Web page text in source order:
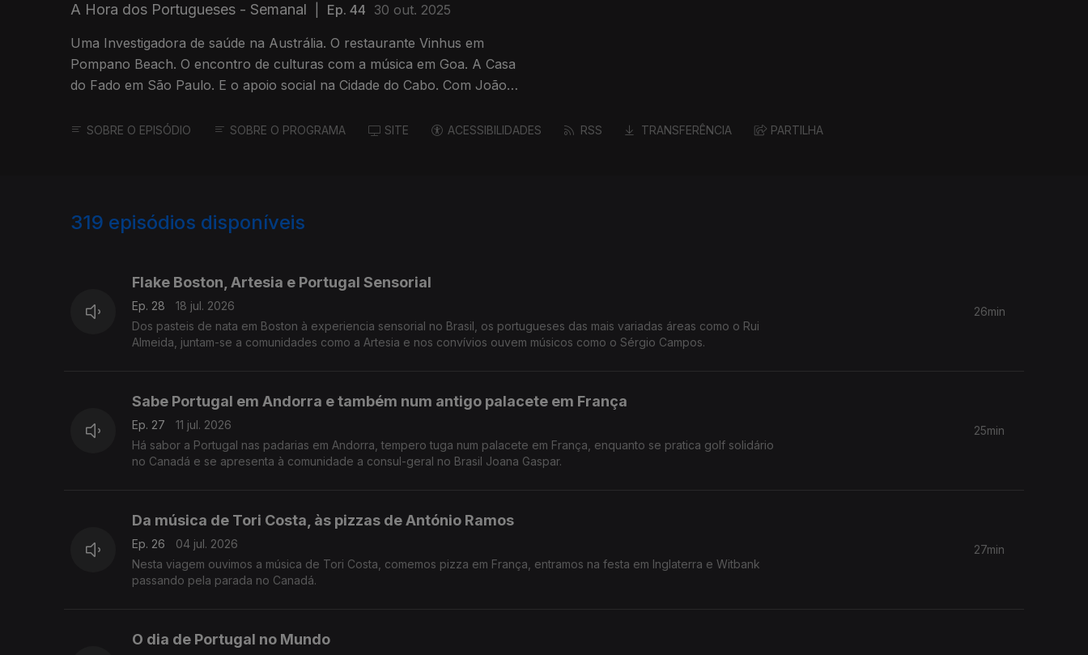
A Hora dos Portugueses - Semanal Ep. 44 30 out. 2025
Uma Investigadora de saúde na Austrália. O restaurante Vinhus em
Pompano Beach. O encontro de culturas com a música em Goa. A Casa
do Fado em São Paulo. E o apoio social na Cidade do Cabo. Com João
SOBRE O EPISÓDIO SOBRE O PROGRAMA SITE ACESSIBILIDADES RSS TRANSFERÊNCIA PARTILHA
319 episódios disponíveis
Flake Boston, Artesia e Portugal Sensorial
Ep. 28
18 jul. 2026
Dos pasteis de nata em Boston à experiencia sensorial no Brasil, os portugueses das mais variadas áreas como o Rui
Almeida, juntam-se a comunidades como a Artesia e nos convívios ouvem músicos como o Sérgio Campos.
26min
Sabe Portugal em Andorra e também num antigo palacete em França
Ep. 27
11 jul. 2026
Há sabor a Portugal nas padarias em Andorra, tempero tuga num palacete em França, enquanto se pratica golf solidário
no Canadá e se apresenta à comunidade a consul-geral no Brasil Joana Gaspar.
25min
Da música de Tori Costa, às pizzas de António Ramos
Ep. 26
04 jul. 2026
Nesta viagem ouvimos a música de Tori Costa, comemos pizza em França, entramos na festa em Inglaterra e Witbank
passando pela parada no Canadá.
27min
O dia de Portugal no Mundo